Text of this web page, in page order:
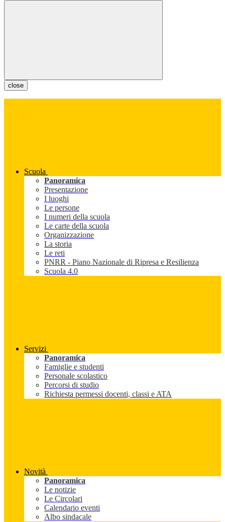
close
Scuola
Panoramica
Presentazione
I luoghi
Le persone
I numeri della scuola
Le carte della scuola
Organizzazione
La storia
Le reti
PNRR - Piano Nazionale di Ripresa e Resilienza
Scuola 4.0
Servizi
Panoramica
Famiglie e studenti
Personale scolastico
Percorsi di studio
Richiesta permessi docenti, classi e ATA
Novità
Panoramica
Le notizie
Le Circolari
Calendario eventi
Albo sindacale